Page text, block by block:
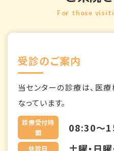
For those
受診のご案内
当センターの診療は、医
なっています。
診療受付時
間
08:30～
休診日